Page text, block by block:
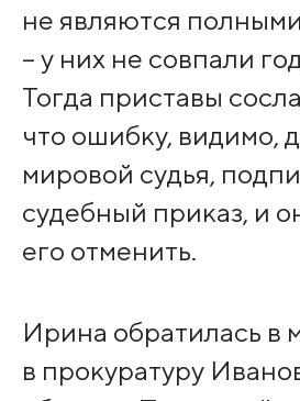
не являются
– у них не совпали
Тогда приставы
что ошибку, видимо,
мировой судья,
судебный приказ, и
его отменить.
Ирина обратилась в
в прокуратуру